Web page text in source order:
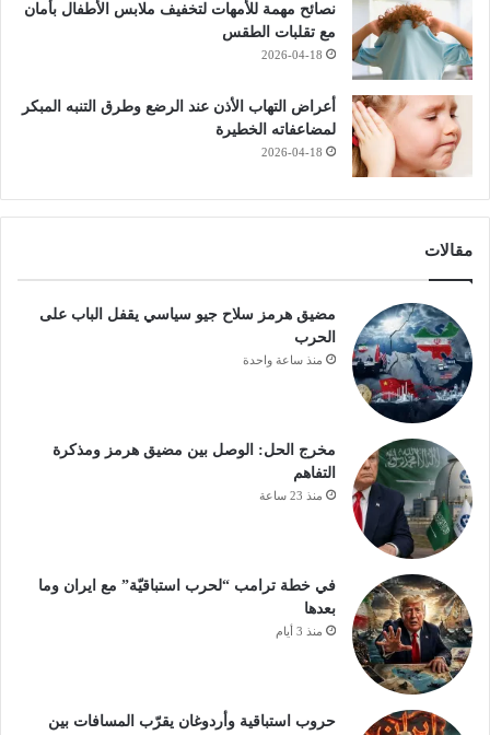
نصائح مهمة للأمهات لتخفيف ملابس الأطفال بأمان
مع تقلبات الطقس
2026-04-18
أعراض التهاب الأذن عند الرضع وطرق التنبه المبكر
لمضاعفاته الخطيرة
2026-04-18
مقالات
مضيق هرمز سلاح جيو سياسي يقفل الباب على
الحرب
منذ ساعة واحدة
مخرج الحل: الوصل بين مضيق هرمز ومذكرة
التفاهم
منذ 23 ساعة
في خطة ترامب “لحرب استباقيّة” مع ايران وما
بعدها
منذ 3 أيام
حروب استباقية وأردوغان يقرّب المسافات بين